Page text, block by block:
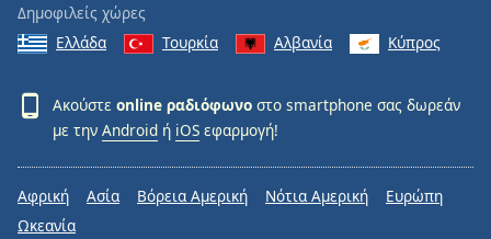
Δημοφιλείς χώρες
Ελλάδα
Τουρκία Αλβανία Κύπρος
Ακούστε online ραδιόφωνο στο smartphone σας δωρεάν
με την Android ή iOS εφαρμογή!
Αφρική Ασία Βόρεια Αμερική Νότια Αμερική
Ευρώπη
Ωκεανία